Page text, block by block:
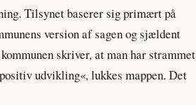
Tilsynet baserer sig primært på
version af sagen og sjældent
skriver, at man har strammet
udvikling«, lukkes mappen. Det